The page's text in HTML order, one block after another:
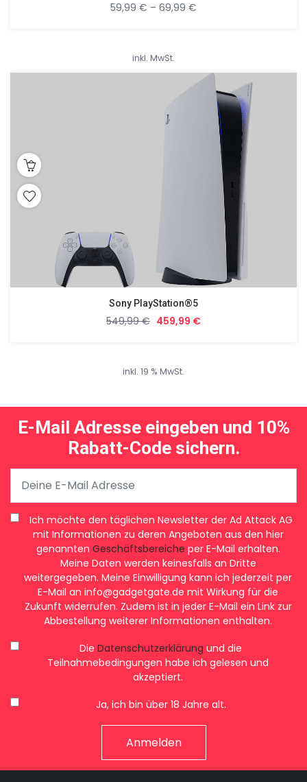
59,99 € – 69,99 €
inkl. MwSt.
Sony PlayStation®5
549,99€ 459,99 €
inkl. 19 % MwSt.
E-Mail Adresse eingeben und 10%
Rabatt-Code sichern.
Ich möchte den täglichen Newsletter der Ad Attack AG
mit Informationen zu deren Angeboten aus den hier
genannten Geschäftsbereiche per E-Mail erhalten.
Meine Daten werden keinesfalls an Dritte
weitergegeben. Meine Einwilligung kann ich jederzeit per
E-Mail an info@gadgetgate.de mit Wirkung für die
Zukunft widerrufen. Zudem ist in jeder E-Mail ein Link zur
Abbestellung weiterer Informationen enthalten.
Die Datenschutzerklärung und die
Teilnahmebedingungen habe ich gelesen und
akzeptiert.
Ja, ich bin über 18 Jahre alt.